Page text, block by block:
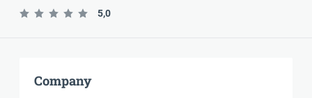
5,0
Company